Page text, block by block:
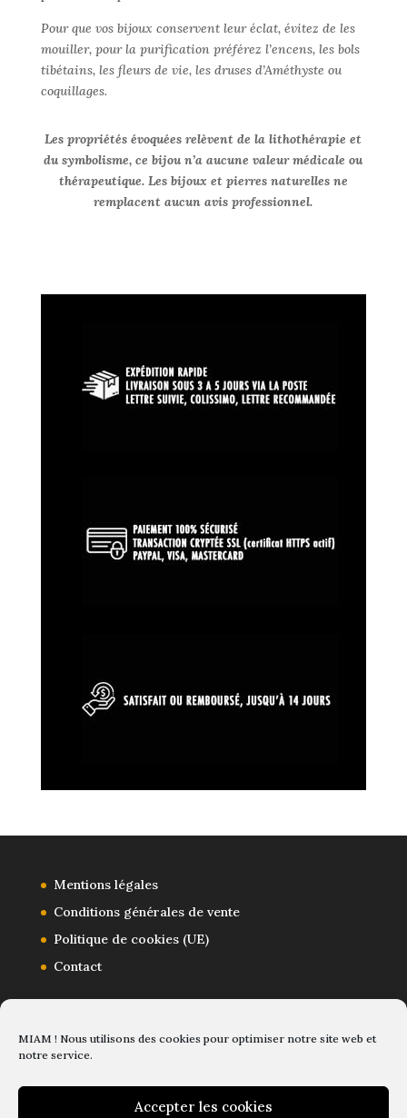
MIAM ! Nous utilisons des cookies pour optimiser notre site web et
notre service.
Accepter les cookies
Pour que vos bijoux conservent leur éclat, évitez de les
mouiller, pour la purification préférez l’encens, les bols
tibétains, les fleurs de vie, les druses d’Améthyste ou
coquillages.
Les propriétés évoquées relèvent de la lithothérapie et
du symbolisme, ce bijou n’a aucune valeur médicale ou
thérapeutique. Les bijoux et pierres naturelles ne
remplacent aucun avis professionnel.
Mentions légales
Conditions générales de vente
Politique de cookies (UE)
Contact